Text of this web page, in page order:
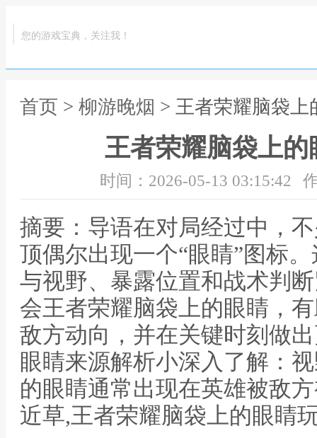
您的游戏宝典，关注我！
首页 > 柳游晚烟 > 王者荣耀脑袋
王者荣耀脑袋上
时间：2026-05-13 03:15:42
摘要：导语在对局经过中，
顶偶尔出现一个“眼睛”图标
与视野、暴露位置和战术判
会王者荣耀脑袋上的眼睛，
敌方动向，并在关键时刻做
眼睛来源解析小深入了解：
的眼睛通常出现在英雄被敌
近草,王者荣耀脑袋上的眼睛